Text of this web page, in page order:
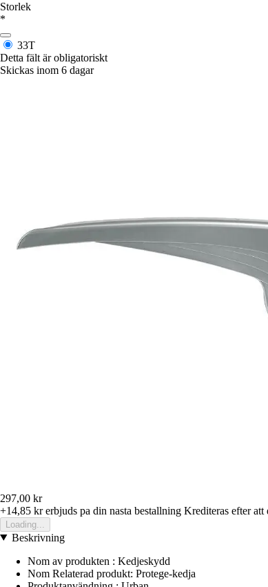
Storlek
*
33T
Detta fält är obligatoriskt
Skickas inom 6 dagar
297,00 kr
+14,85 krerbjuds pa din nasta bestallning Krediteras efter att
Loading...
Beskrivning
Nom av produkten : Kedjeskydd
Nom Relaterad produkt: Protege-kedja